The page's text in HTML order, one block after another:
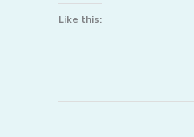
Like this: